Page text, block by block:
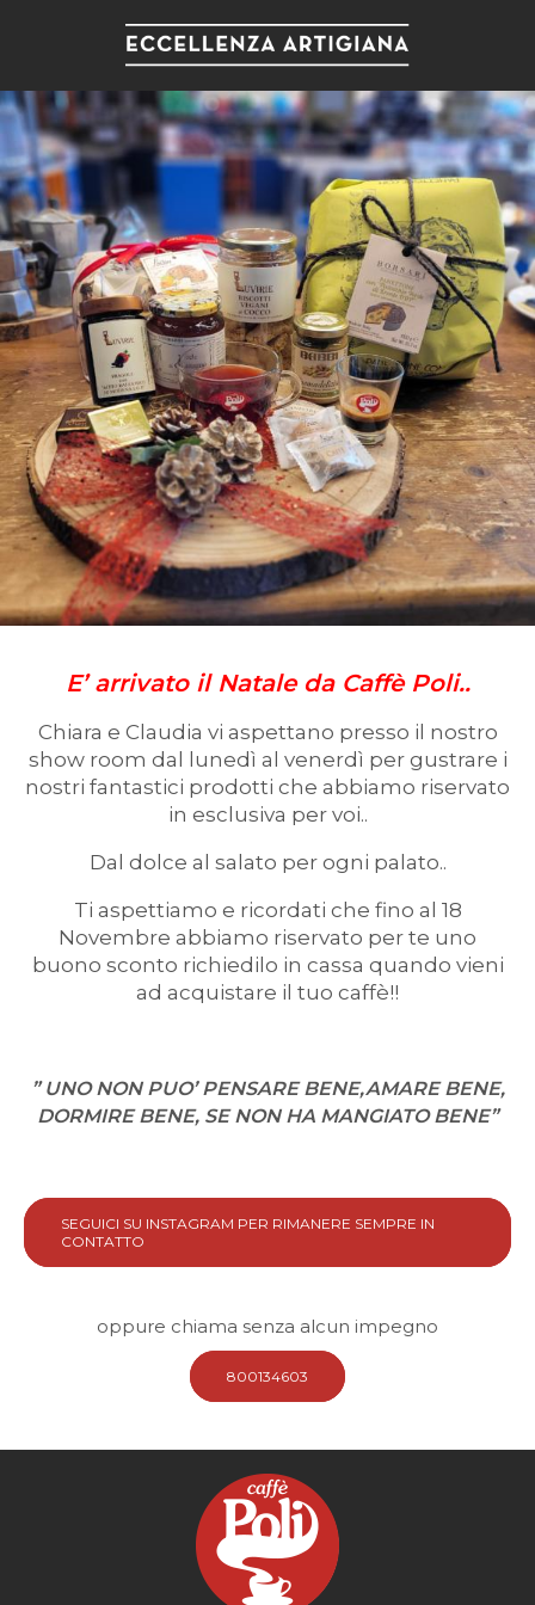
E’ arrivato il Natale da Caffè Poli..
Chiara e Claudia vi aspettano presso il nostro
show room dal lunedì al venerdì per gustrare i
nostri fantastici prodotti che abbiamo riservato
in esclusiva per voi..
Dal dolce al salato per ogni palato..
Ti aspettiamo e ricordati che fino al 18
Novembre abbiamo riservato per te uno
buono sconto richiedilo in cassa quando vieni
ad acquistare il tuo caffè!!
” UNO NON PUO’ PENSARE BENE,AMARE BENE,
DORMIRE BENE, SE NON HA MANGIATO BENE”
SEGUICI SU INSTAGRAM PER RIMANERE SEMPRE IN
CONTATTO
oppure chiama senza alcun impegno
800134603